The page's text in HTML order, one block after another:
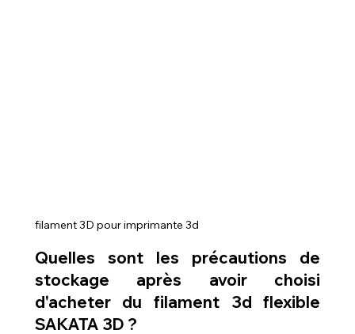
filament 3D pour imprimante 3d
Quelles sont les précautions de
stockage après avoir choisi
d'acheter du filament 3d flexible
SAKATA 3D ?